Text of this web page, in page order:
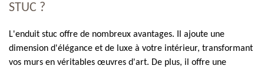
STUC ?
L'enduit stuc offre de nombreux avantages. Il ajoute une
dimension d'élégance et de luxe à votre intérieur, transformant
vos murs en véritables œuvres d'art. De plus, il offre une